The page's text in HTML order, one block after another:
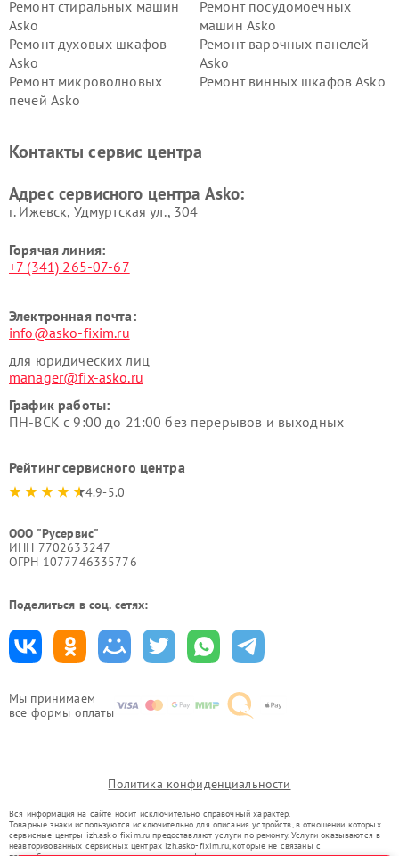
Мы принимаем
все формы оплаты
Ремонт стиральных машин
Asko
Ремонт посудомоечных
машин Asko
Ремонт духовых шкафов
Asko
Ремонт варочных панелей
Asko
Ремонт микроволновых
печей Asko
Ремонт винных шкафов Asko
Ремонт подогревателей
Ремонт промышленных
Asko
Контакты сервис центра
Адрес сервисного центра Asko:
г. Ижевск, Удмуртская ул., 304
Горячая линия:
+7 (341) 265-07-67
Электронная почта:
info@asko-fixim.ru
для юридических лиц
manager@fix-asko.ru
График работы:
ПН-ВСК с 9:00 до 21:00 без перерывов и выходных
Рейтинг сервисного центра
4.9-5.0
ООО "Русервис"
ИНН 7702633247
ОГРН 1077746335776
Поделиться в соц. сетях:
Политика конфиденциальности
Вся информация на сайте носит исключительно справочный характер.
Товарные знаки используются исключительно для описания устройств, в отношении которых
сервисные центры izh.asko-fixim.ru предоставляют услуги по ремонту. Услуги оказываются в
неавторизованных сервисных центрах izh.asko-fixim.ru, которые не связаны с